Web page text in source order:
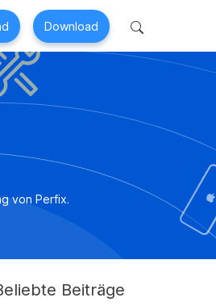
MagicGo
Standortwechsler >
Download
von Perfix.
Beiträge